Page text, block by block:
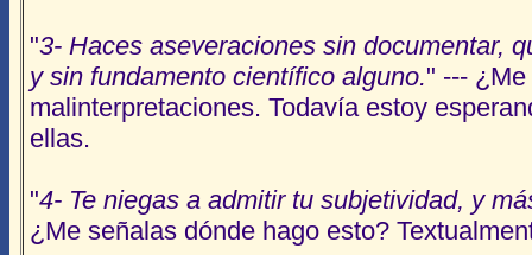
"3- Haces aseveraciones sin documentar,
y sin fundamento científico alguno." ---
malinterpretaciones. Todavía estoy
ellas.
"4- Te niegas a admitir tu subjetividad, y
¿Me señalas dónde hago esto?